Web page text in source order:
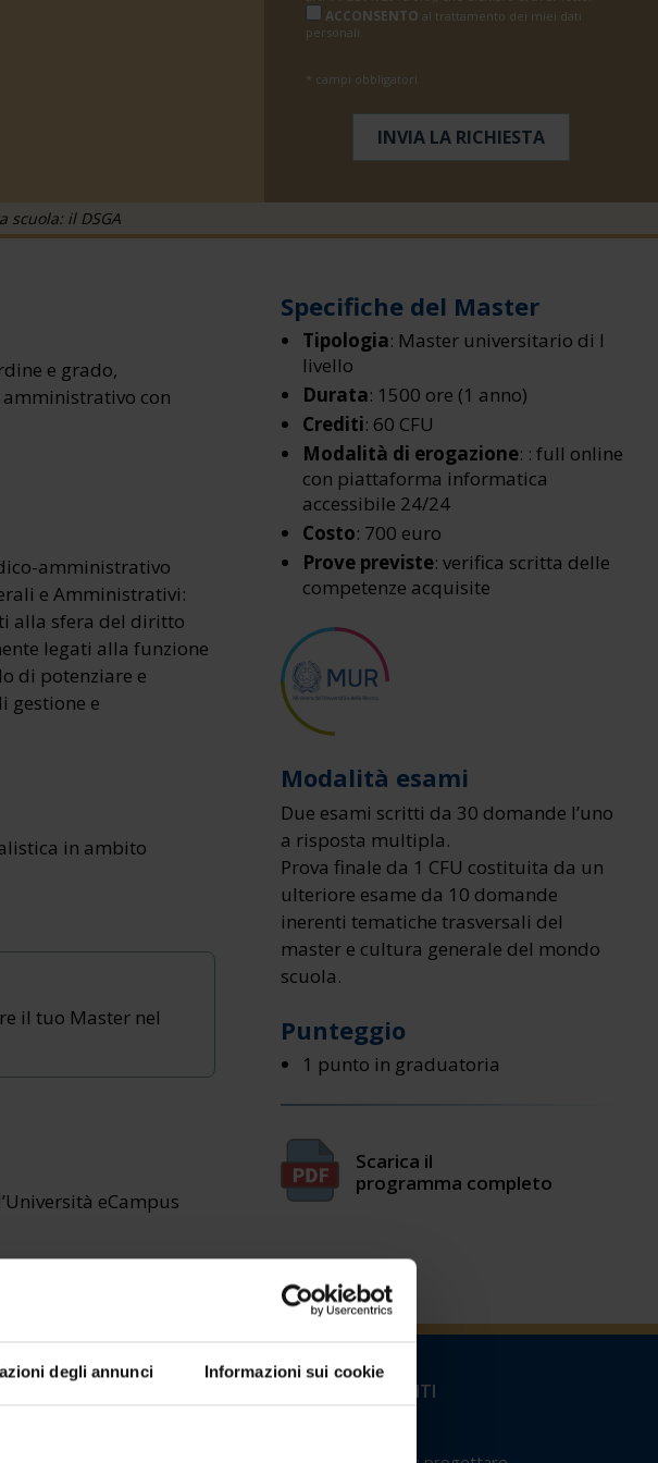
degli annunci Informazioni sui cookie
ACCONSENTO al trattamento dei miei dati
personali.
* campi obbligatori
scuola: il DSGA
e grado,
con
amministrativo
e Amministrativi:
alla sfera del diritto
legati alla funzione
di potenziare e
gestione e
in ambito
il tuo Master nel
eCampus
Specifiche del Master
Tipologia: Master universitario di I
livello
Durata: 1500 ore (1 anno)
Crediti: 60 CFU
Modalità di erogazione: : full online
con piattaforma informatica
accessibile 24/24
Costo: 700 euro
Prove previste: verifica scritta delle
competenze acquisite
Modalità esami
Due esami scritti da 30 domande l’uno
a risposta multipla.
Prova finale da 1 CFU costituita da un
ulteriore esame da 10 domande
inerenti tematiche trasversali del
master e cultura generale del mondo
scuola.
Punteggio
1 punto in graduatoria
Scarica il
programma completo
CORSI FORMAZIONE DOCENTI